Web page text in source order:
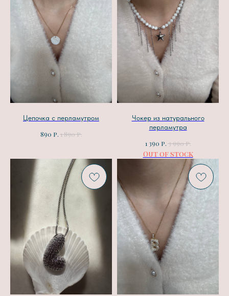
Цепочка с перламутром
890 р. 1 890р.
Чокер из натурального
перламутра
1 390 р. 3 990р.
Out of stock